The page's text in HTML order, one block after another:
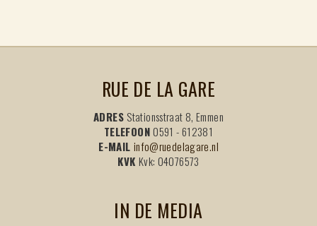
RUE DE LA GARE
ADRES Stationsstraat 8, Emmen
TELEFOON0591 - 612381
E-MAIL info@ruedelagare.nl
KVK Kvk: 04076573
IN DE MEDIA